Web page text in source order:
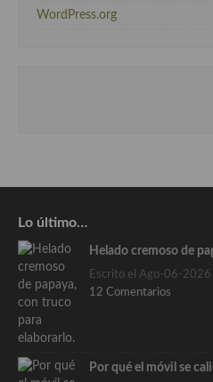
WordPress.org
Lo último…
Helado cremoso de
Escrito el Ago-06-2026
12 Comentarios
Por qué el móvil se